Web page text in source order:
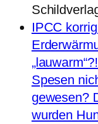
IPCC
Spesen
gewesen?
wurden